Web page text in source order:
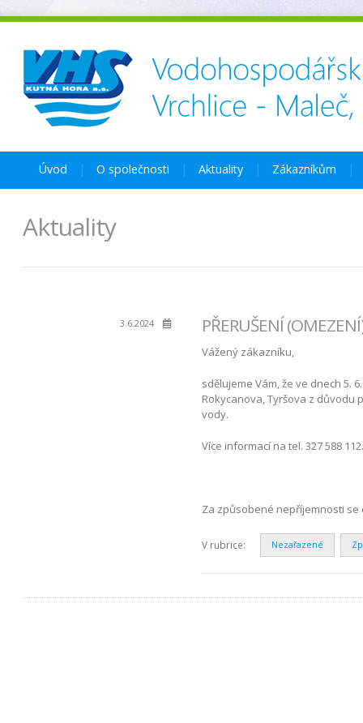
Úvod O společnosti Aktuality Zákazníkům
Aktuality
3.6.2024 PŘERUŠENÍ
Vážený zákazníku,
sdělujeme Vám, že ve dnech 5.
Rokycanova, Tyršova z
vody.
Více informací na tel. 327 588
Za způsobené nepříjemnosti se
V rubrice: Nezařazené